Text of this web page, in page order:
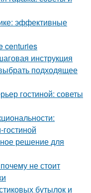
эффективные
centuries
инструкция
подходящее
гостиной: советы
решение для
не стоит
бутылок и